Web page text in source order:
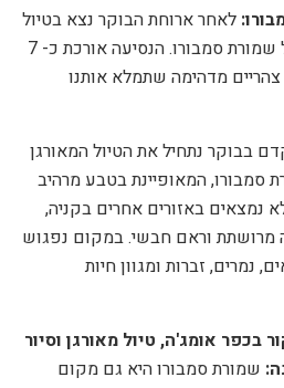
לאחר ארוחת הבוקר נצא בטיול
מאורגן לכיוון צפון מזרח אל שמורת סמבורו. הנסיעה אורכת כ- 7
מדהימה שתמלא אותנו
בבוקר נתחיל את הטיול המאורגן
סמבורו, המאופיינת בטבע מרהיב
נמצאים באזורים אחרים בקניה,
מרושתת וראם חבשי. במקום נפגוש
נמרים, זברות ומגוון חיות
בכפר אומג'ה, טיול מאורגן וסיור
שמורת סמבורו היא גם מקום